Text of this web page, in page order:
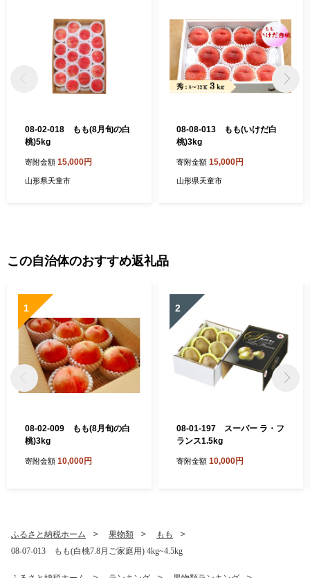
08-02-018 もも(8月旬の白
桃)5kg
寄附金額 15,000円
山形県天童市
08-08-013 もも(いけだ白
桃)3kg
寄附金額 15,000円
山形県天童市
この自治体のおすすめ返礼品
1
08-02-009 もも(8月旬の白
桃)3kg
寄附金額 10,000円
2
08-01-197 スーパー ラ・フ
ランス1.5kg
寄附金額 10,000円
ふるさと納税ホーム 果物類
もも
08-07-013 もも(白桃7.8月ご家庭用) 4kg~4.5kg